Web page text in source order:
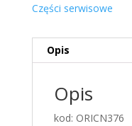
Części serwisowe
Opis
Opis
kod: ORICN376